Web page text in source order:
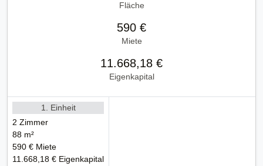
Fläche
590 €
Miete
11.668,18 €
Eigenkapital
1. Einheit
2 Zimmer
88 m²
590 € Miete
11.668,18 € Eigenkapital